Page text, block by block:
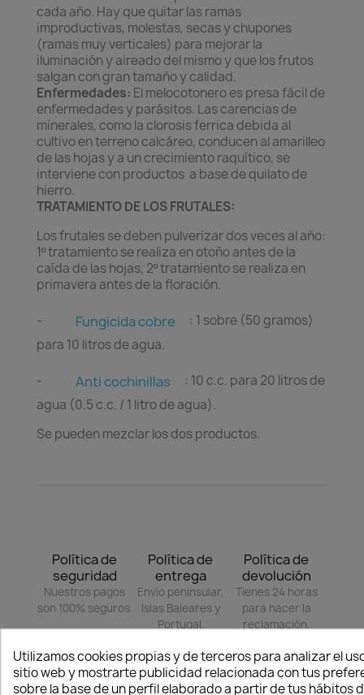
cada año. Hay que quitar las ramas
improductivas, molestas, secas y chupones
(ramas muy verticales) para mejorar la
iluminación y aireado del mismo y que los frutos
salgan con gran tamaño y calidad.
Enfermedades: El melocotonero es presa fácil de
enfermedades y parásitos. Las carencias de
minerales, como la clorosis ferrica debida al
cultivo en terreno calcáreo, conducen al amarilleo
de las hojas y a un crecimiento raquítico, se
interviene con productos a base de quilato de
hierro.
TRATAMIENTO DE LOS FRUTALES:
Los frutales se deben pulverizar dos veces al año:
1º tratamiento se realiza en otoño antes de la
caída de las hojas, 2º tratamiento se realiza en
primavera antes de la floración.
- Fungicida cobre
: 1 sobre (50 gramos)
para 10 litros de agua.
- Anti cochinillas
: 10 c.c. para 20 litros de
agua (0.5 c.c. / 1 litro de agua).
Se pueden mezclar los dos productos.
Política de
seguridad
Nuestros pagos
son 100% seguros.
Política de
entrega
Envío peninsular,
Islas Baleares y
Portugal.
Política de
devolución
Tienes 24 horas
para hacer la
reclamación,
adjunte foto del
paquete
deteriorado.
Utilizamos cookies propias y de terceros para analizar el
sitio web y mostrarte publicidad relacionada con tus
sobre la base de un perfil elaborado a partir de tus hábitos